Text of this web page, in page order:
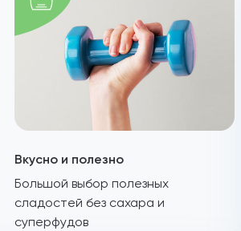
Вкусно и полезно
Большой выбор полезных
сладостей без сахара и
суперфудов